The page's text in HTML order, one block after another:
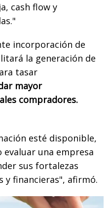
cash flow y
incorporación de
la generación de
tasar
mayor
compradores.
esté disponible,
evaluar una empresa
sus fortalezas
y financieras", afirmó.